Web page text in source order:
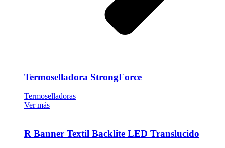
Termoselladora StrongForce
Termoselladoras
Ver más
R Banner Textil Backlite LED Translucido